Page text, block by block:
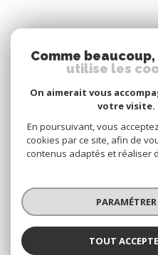
Nous
© 2026 |
Nos honoraires
Nos
Comme
utilise les
On aimerait vous
votre visite.
En poursuivant, vous
cookies par ce site, afin de
contenus adaptés et réaliser
PARAMÉTRER
TOUT